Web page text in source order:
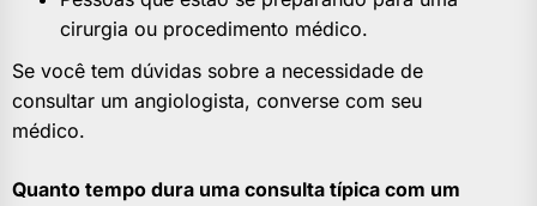
cirurgia ou procedimento médico.
Se você tem dúvidas sobre a necessidade de
consultar um angiologista, converse com seu
médico.
Quanto tempo dura uma consulta típica com um